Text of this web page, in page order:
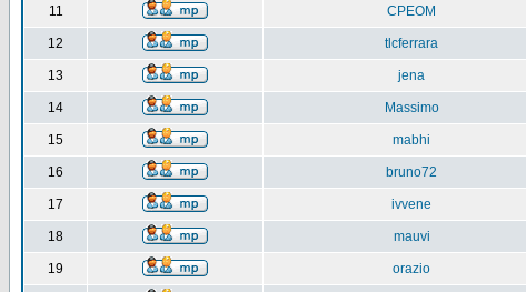
11 CPEOM
12 tlcferrara
13 jena
14 Massimo
15 mabhi
16 bruno72
17 ivvene
18 mauvi
19 orazio